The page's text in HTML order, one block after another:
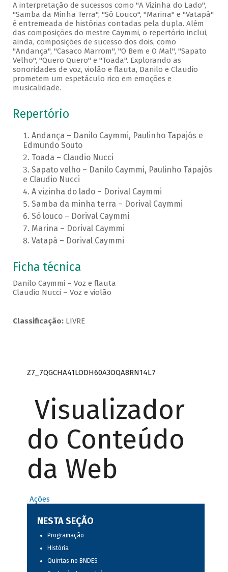
A interpretação de sucessos como "A Vizinha do Lado",
"Samba da Minha Terra", "Só Louco", "Marina" e "Vatapá"
é entremeada de histórias contadas pela dupla. Além
das composições do mestre Caymmi, o repertório inclui,
ainda, composições de sucesso dos dois, como
"Andança", "Casaco Marrom", "O Bem e O Mal", "Sapato
Velho", "Quero Quero" e "Toada". Explorando as
sonoridades de voz, violão e flauta, Danilo e Claudio
prometem um espetáculo rico em emoções e
musicalidade.
Repertório
Andança – Danilo Caymmi, Paulinho Tapajós e
Edmundo Souto
Toada – Claudio Nucci
Sapato velho – Danilo Caymmi, Paulinho Tapajós
e Claudio Nucci
A vizinha do lado – Dorival Caymmi
Samba da minha terra – Dorival Caymmi
Só louco – Dorival Caymmi
Marina – Dorival Caymmi
Vatapá – Dorival Caymmi
Ficha técnica
Danilo Caymmi – Voz e flauta
Claudio Nucci – Voz e violão
Classificação:LIVRE
Z7_7QGCHA41LODH60A3OQA8RN14L7
Visualizador
do Conteúdo
da Web
Ações
NESTA SEÇÃO
Programação
História
Quintas no BNDES